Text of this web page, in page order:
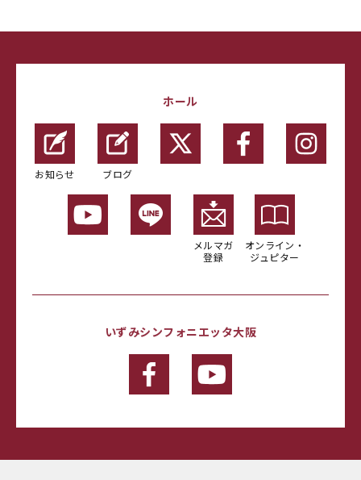
ホール
お知らせ ブログ
メルマガ
登録
オンライン・
ジュピター
いずみシンフォニエッタ大阪